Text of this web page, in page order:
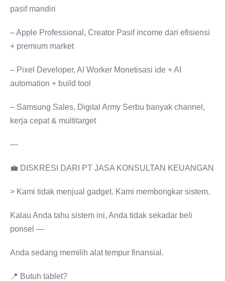
pasif mandiri
– Apple Professional, Creator Pasif income dari efisiensi
+ premium market
– Pixel Developer, AI Worker Monetisasi ide + AI
automation + build tool
– Samsung Sales, Digital Army Serbu banyak channel,
kerja cepat & multitarget
—
💼 DISKRESI DARI PT JASA KONSULTAN KEUANGAN
> Kami tidak menjual gadget. Kami membongkar sistem.
Kalau Anda tahu sistem ini, Anda tidak sekadar beli
ponsel —
Anda sedang memilih alat tempur finansial.
📍 Butuh tablet?